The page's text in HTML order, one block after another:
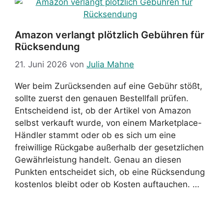
Amazon verlangt plötzlich Gebühren für
Rücksendung
21. Juni 2026 von Julia Mahne
Wer beim Zurücksenden auf eine Gebühr stößt,
sollte zuerst den genauen Bestellfall prüfen.
Entscheidend ist, ob der Artikel von Amazon
selbst verkauft wurde, von einem Marketplace-
Händler stammt oder ob es sich um eine
freiwillige Rückgabe außerhalb der gesetzlichen
Gewährleistung handelt. Genau an diesen
Punkten entscheidet sich, ob eine Rücksendung
kostenlos bleibt oder ob Kosten auftauchen. …